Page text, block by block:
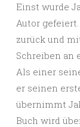
Einst wurde
Autor
zurück und
Schreiben an
Als einer
er seinen
übernimmt
Buch wird